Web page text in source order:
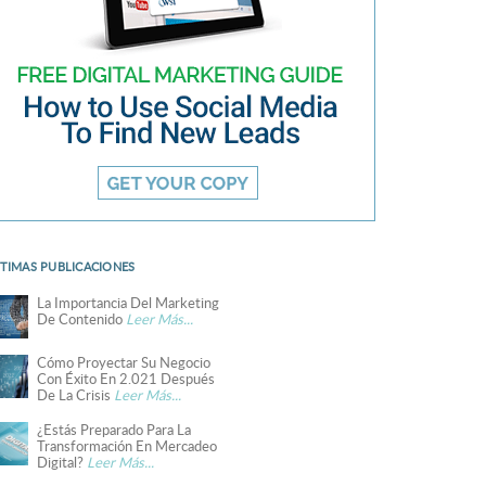
PUBLICACIONES
La Importancia Del Marketing
De Contenido Leer Más...
Cómo Proyectar Su Negocio
Con Éxito En 2.021 Después
De La Crisis Leer Más...
¿Estás Preparado Para La
Transformación En Mercadeo
Digital? Leer Más...